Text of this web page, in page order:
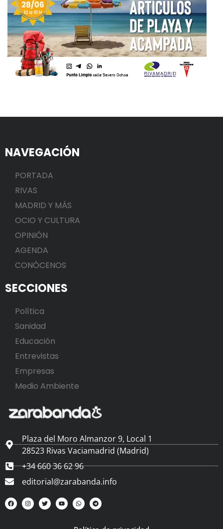
NAVEGACIÓN
PORTADA
RIVAS
MADRID Y MÁS
OCIO Y CULTURA
OPINIÓN
AGENDA
CONÓCENOS
SECCIONES
Política
Sanidad
Educación
Entrevistas
Empresas
Medio Ambiente
Plaza del Moro Almanzor 9, Local 1
28523 Rivas Vaciamadrid (Madrid)
+34 660 36 62 96
editorial@zarabanda.info